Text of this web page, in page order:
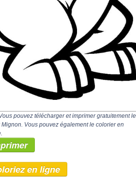
pouvez télécharger et imprimer gratuitement le
Vous pouvez également le colorier en
en ligne